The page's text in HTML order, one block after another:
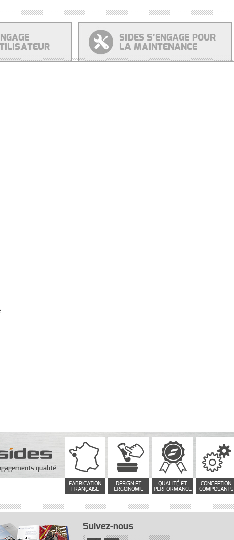
SIDES S’ENGAGE POUR
LA MAINTENANCE
qualité
FABRICATION
FRANÇAISE
DESIGN ET
ERGONOMIE
QUALITÉ ET
PERFORMANCE
CONCEPTION
COMPOSANTS
Suivez-nous